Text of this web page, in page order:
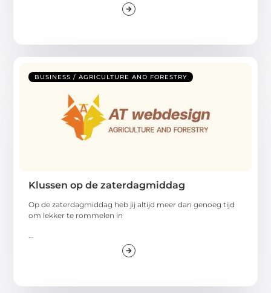
BUSINESS / AGRICULTURE AND FORESTRY
Klussen op de zaterdagmiddag
Op de zaterdagmiddag heb jij altijd meer dan genoeg tijd
om lekker te rommelen in